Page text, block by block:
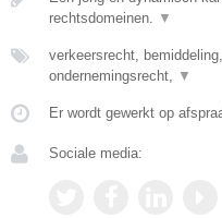
rechtsdomeinen.
▼
verkeersrecht,
ondernemingsrecht,
▼
Er wordt gewerkt op
Sociale media: